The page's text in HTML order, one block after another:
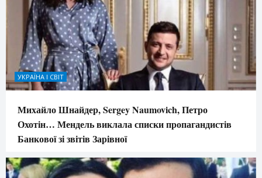
УКРАЇНА І СВІТ
Михайло Шнайдер, Sergey Naumovich, Петро
Охотін… Мендель виклала списки пропагандистів
Банкової зі звітів Зарівної